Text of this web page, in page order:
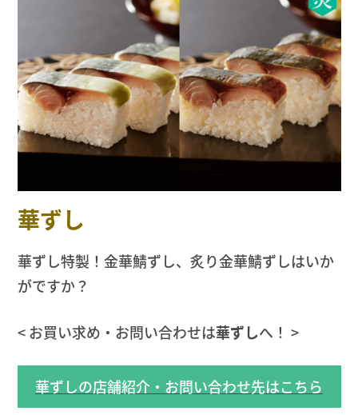
華ずし
華ずし特製！金華鯖ずし、炙り金華鯖ずしはいか
がですか？
< お買い求め・お問い合わせは華ずしへ！ >
華ずしの店舗紹介・お問い合わせ先はこちら